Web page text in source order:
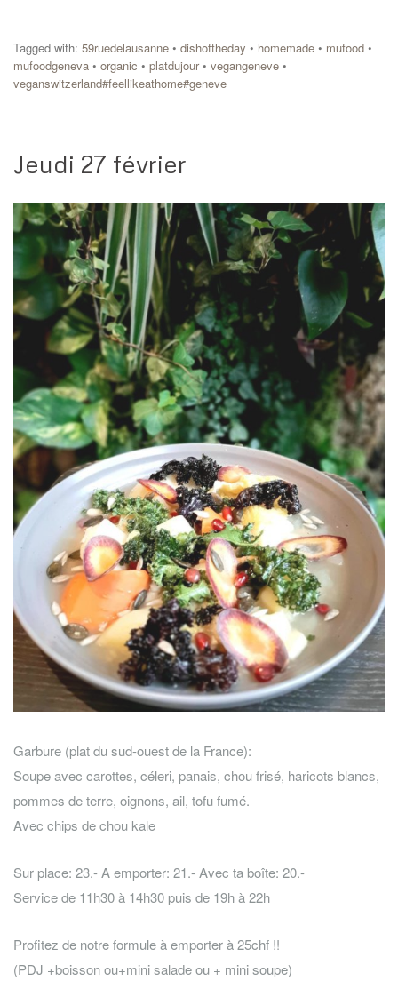
Tagged with: 59ruedelausanne • dishoftheday • homemade • mufood •
mufoodgeneva • organic • platdujour• vegangeneve •
veganswitzerland#feellikeathome#geneve
Jeudi 27 février
Garbure (plat du sud-ouest de la France):
Soupe avec carottes, céleri, panais, chou frisé, haricots blancs,
pommes de terre, oignons, ail, tofu fumé.
Avec chips de chou kale
Sur place: 23.- A emporter: 21.- Avec ta boîte: 20.-
Service de 11h30 à 14h30 puis de 19h à 22h
Profitez de notre formule à emporter à 25chf !!
(PDJ +boisson ou+mini salade ou + mini soupe)